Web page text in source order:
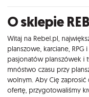
O sklepie
Witaj na Rebel.pl,
planszowe, karciane,
pasjonatów planszówek i
mnóstwo czasu przy
wolnym. Aby Cię zaprosić
ofertę, przygotowaliśmy